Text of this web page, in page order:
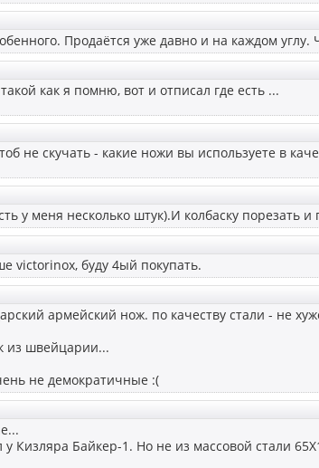
Продаётся уже давно и на каждом углу.
как я помню, вот и отписал где есть ...
не скучать - какие ножи вы используете в
у меня несколько штук).И колбаску порезать и
victorinox, буду 4ый покупать.
армейский нож. по качеству стали - не
из швейцарии...
не демократичные :(
Кизляра Байкер-1. Но не из массовой стали